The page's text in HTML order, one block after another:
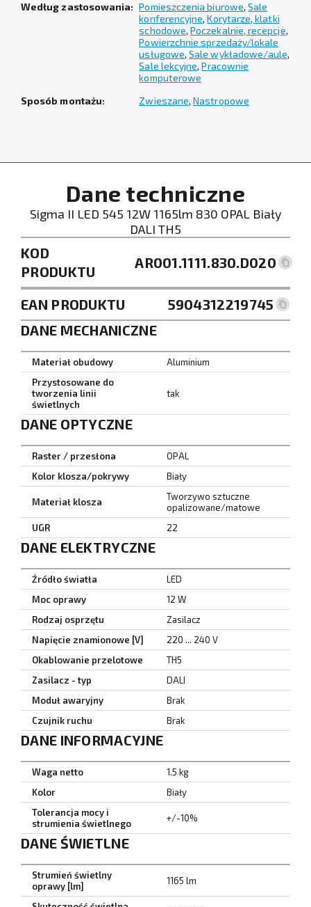
Według zastosowania: Pomieszczenia biurowe,Sale
konferencyjne,Korytarze, klatki
schodowe,Poczekalnie, recepcje,
Powierzchnie sprzedaży/lokale
usługowe,Sale wykładowe/aule,
Sale lekcyjne,Pracownie
komputerowe
Sposób montażu:
Zwieszane,Nastropowe
Dane techniczne
Sigma II LED 545 12W 1165lm 830 OPAL Biały
DALI TH5
KOD
PRODUKTU
AR001.1111.830.D020
EAN PRODUKTU
5904312219745
DANE MECHANICZNE
Materiał obudowy
Aluminium
Przystosowane do
tworzenia linii
świetlnych
tak
DANE OPTYCZNE
Raster / przesłona
OPAL
Kolor klosza/pokrywy
Biały
Materiał klosza
Tworzywo sztuczne
opalizowane/matowe
UGR
22
DANE ELEKTRYCZNE
Źródło światła
LED
Moc oprawy
12 W
Rodzaj osprzętu
Zasilacz
Napięcie znamionowe [V]
220 ... 240 V
Okablowanie przelotowe
TH5
Zasilacz - typ
DALI
Moduł awaryjny
Brak
Czujnik ruchu
Brak
DANE INFORMACYJNE
Waga netto
1.5 kg
Kolor
Biały
Tolerancja mocy i
strumienia świetlnego
+/-10%
DANE ŚWIETLNE
Strumień świetlny
oprawy [lm]
1165 lm